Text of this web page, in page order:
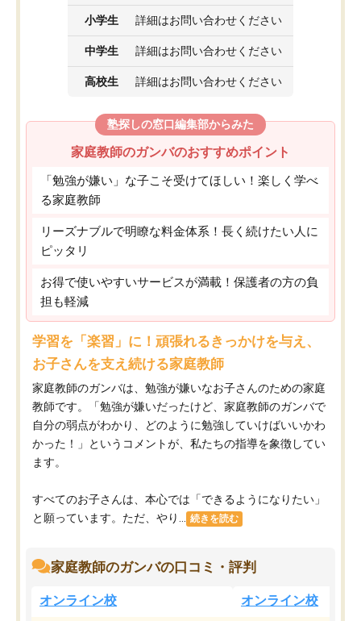
小学生 詳細はお問い合わせください
中学生 詳細はお問い合わせください
高校生 詳細はお問い合わせください
塾探しの窓口編集部からみた
家庭教師のガンバのおすすめポイント
「勉強が嫌い」な子こそ受けてほしい！楽しく学べ
る家庭教師
リーズナブルで明瞭な料金体系！長く続けたい人に
ピッタリ
お得で使いやすいサービスが満載！保護者の方の負
担も軽減
学習を「楽習」に！頑張れるきっかけを与え、
お子さんを支え続ける家庭教師
家庭教師のガンバは、勉強が嫌いなお子さんのための家庭
教師です。「勉強が嫌いだったけど、家庭教師のガンバで
自分の弱点がわかり、どのように勉強していけばいいかわ
かった！」というコメントが、私たちの指導を象徴してい
ます。
すべてのお子さんは、本心では「できるようになりたい」
と願っています。ただ、やり...
続きを読む
家庭教師のガンバの口コミ・評判
オンライン校 オンライン校